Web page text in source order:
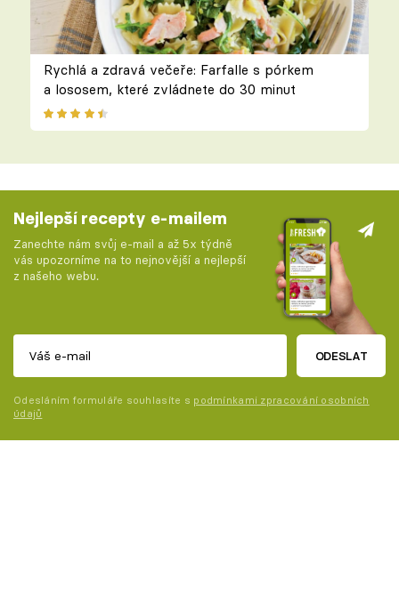
Rychlá a zdravá večeře: Farfalle s pórkem
a lososem, které zvládnete do 30 minut
Nejlepší recepty e-mailem
Zanechte nám svůj e-mail a až 5x týdně
vás upozorníme na to nejnovější a nejlepší
z našeho webu.
ODESLAT
Odesláním formuláře souhlasíte s podmínkami zpracování osobních
údajů